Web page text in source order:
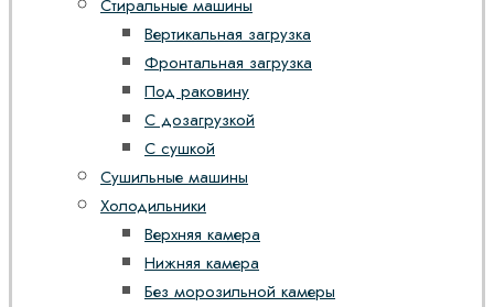
Стиральные машины
Вертикальная загрузка
Фронтальная загрузка
Под раковину
С дозагрузкой
С сушкой
Сушильные машины
Холодильники
Верхняя камера
Нижняя камера
Без морозильной камеры